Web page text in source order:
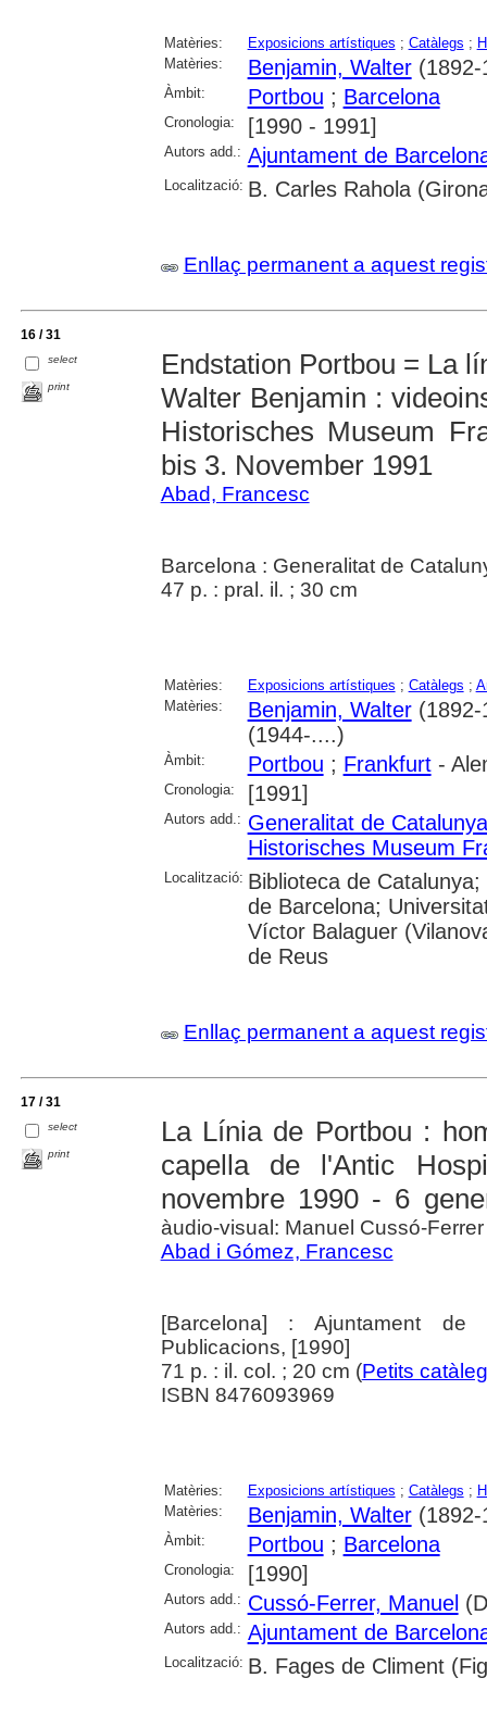
Matèries: Exposicions artístiques ; Catàlegs ;
Matèries:
Benjamin, Walter(1892-
Àmbit: Portbou ; Barcelona
Cronologia: [1990 - 1991]
Autors add.: Ajuntament de
Localització: B. Carles Rahola
Enllaç permanent a aquest
16 / 31
select
print
Endstation Portbou = La
Walter Benjamin :
Historisches Museum
bis 3. November 1991
Abad, Francesc
Barcelona : Generalitat de
47 p. : pral. il. ; 30 cm
Matèries: Exposicions artístiques ; Catàlegs ;
Matèries:
Benjamin, Walter(1892-
(1944-....)
Àmbit: Portbou ; Frankfurt-
Cronologia: [1991]
Autors add.: Generalitat de Catalunya
Historisches Museum
Localització: Biblioteca de
de Barcelona;
Víctor Balaguer
de Reus
Enllaç permanent a aquest
17 / 31
select
print
La Línia de Portbou :
capella de l'Antic
novembre 1990 - 6
àudio-visual: Manuel Cussó-Ferrer
Abad i Gómez, Francesc
[Barcelona] : Ajuntament de
Publicacions, [1990]
71 p. : il. col. ; 20 cm (Petits
ISBN 8476093969
Matèries: Exposicions artístiques ; Catàlegs ;
Matèries:
Benjamin, Walter(1892-
Àmbit: Portbou ; Barcelona
Cronologia: [1990]
Autors add.: Cussó-Ferrer, Manuel
Autors add.: Ajuntament de
Localització: B. Fages de Climent